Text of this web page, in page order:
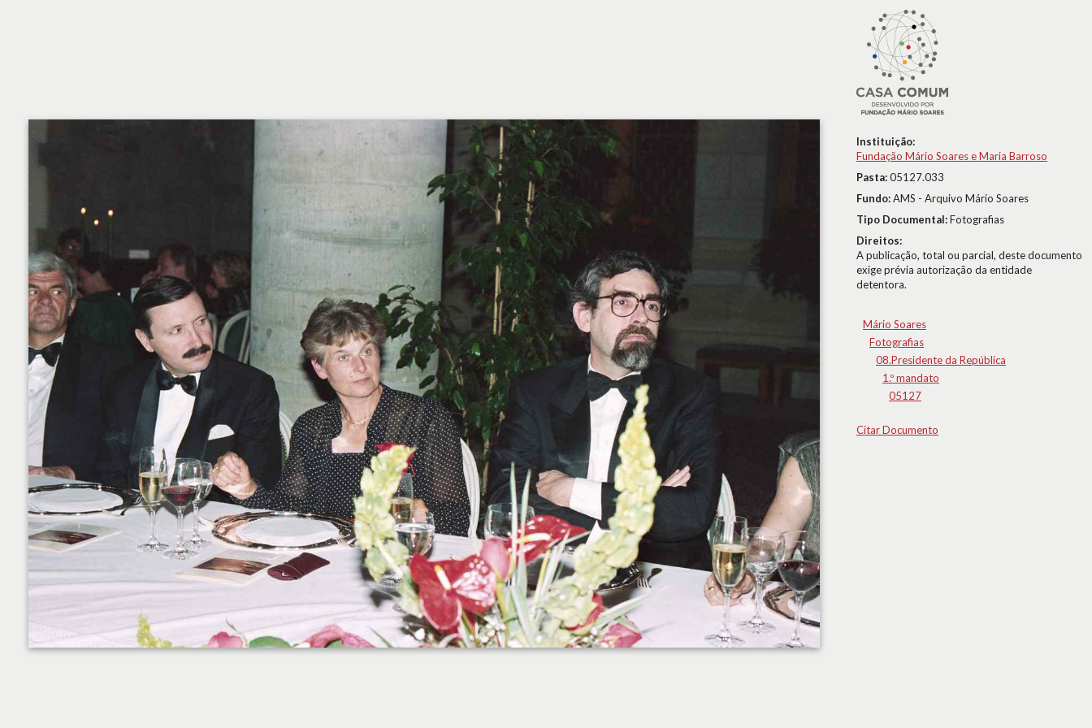
Instituição:
Fundação Mário Soares e Maria Barroso
Pasta:05127.033
Fundo:AMS - Arquivo Mário Soares
Tipo Documental:Fotografias
Direitos:
A publicação, total ou parcial, deste documento
exige prévia autorização da entidade
detentora.
Mário Soares
Fotografias
08.Presidente da República
1.º mandato
05127
Citar Documento